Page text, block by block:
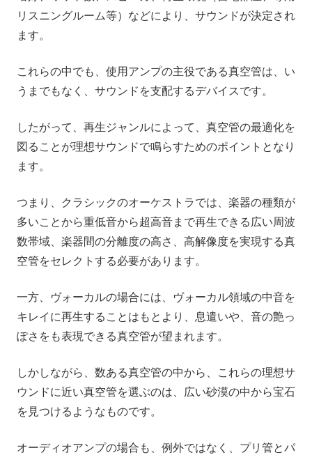
リスニングルーム等）などにより、サウンドが決定され
ます。
これらの中でも、使用アンプの主役である真空管は、い
うまでもなく、サウンドを支配するデバイスです。
したがって、再生ジャンルによって、真空管の最適化を
図ることが理想サウンドで鳴らすためのポイントとなり
ます。
つまり、クラシックのオーケストラでは、楽器の種類が
多いことから重低音から超高音まで再生できる広い周波
数帯域、楽器間の分離度の高さ、高解像度を実現する真
空管をセレクトする必要があります。
一方、ヴォーカルの場合には、ヴォーカル領域の中音を
キレイに再生することはもとより、息遣いや、音の艶っ
ぽさをも表現できる真空管が望まれます。
しかしながら、数ある真空管の中から、これらの理想サ
ウンドに近い真空管を選ぶのは、広い砂漠の中から宝石
を見つけるようなものです。
オーディオアンプの場合も、例外ではなく、プリ管とパ